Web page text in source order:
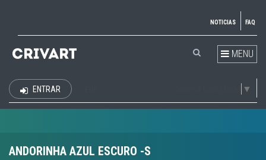
NOTICIAS FAQ
MENU
▼
ENTRAR
ANDORINHA AZUL ESCURO -S